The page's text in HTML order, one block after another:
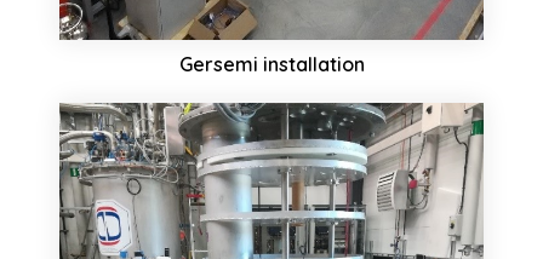
Gersemi installation